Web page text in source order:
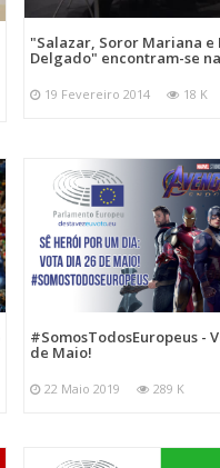
"Salazar, Soror Mariana e
Delgado" encontram-se
19 Fevereiro 2014 18 K
#SomosTodosEuropeus -
de Maio!
22 Maio 2019 289 K